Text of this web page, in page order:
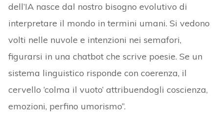
dell’IA nasce dal nostro bisogno evolutivo di
interpretare il mondo in termini umani. Si vedono
volti nelle nuvole e intenzioni nei semafori,
figurarsi in una chatbot che scrive poesie. Se un
sistema linguistico risponde con coerenza, il
cervello ‘colma il vuoto’ attribuendogli coscienza,
emozioni, perfino umorismo”.